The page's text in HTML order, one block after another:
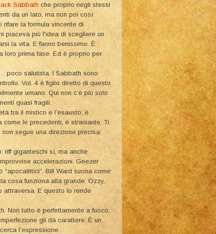
Sabbath che proprio negli stessi
da un lato, ma non poi così
la formula vincente di
piaceva più l'idea di scegliere un
la vita. E fanno benissimo. È
loro prima fase. Ed è proprio per
poco salutista. I Sabbath sono
Vol. 4 è figlio diretto di questo
umano. Qui non c’è più solo
quasi fragili.
tra il mistico e l’esausto, è
come le precedenti, è straniante. Ti
segue una direzione precisa:
riff giganteschi sì, ma anche
accelerazioni. Geezer
Bill Ward suona come
cosa funziona alla grande. Ozzy,
attraversa. E questo lo rende
Non tutto è perfettamente a fuoco,
gli dà carattere. È un
l’espressione.